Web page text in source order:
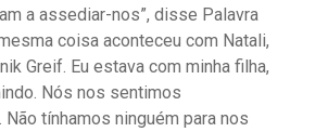
a assediar-nos”, disse Palavra
mesma coisa aconteceu com Natali,
Greif. Eu estava com minha filha,
Nós nos sentimos
tínhamos ninguém para nos